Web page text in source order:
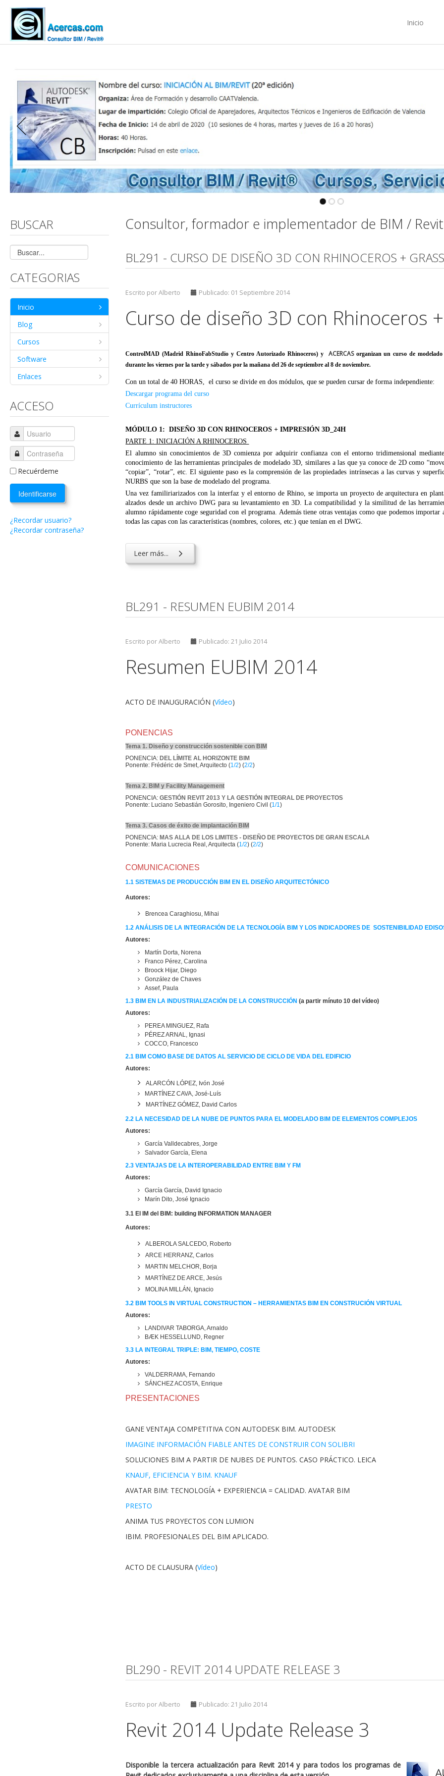
Inicio
BUSCAR
CATEGORIAS
Inicio
Blog
Cursos
Software
Enlaces
ACCESO
Recuérdeme
Identificarse
¿Recordar usuario?
¿Recordar contraseña?
Consultor, formador e implementador de BIM /
BL291 - CURSO DE DISEÑO 3D CON RHINOCEROS +
Escrito por Alberto Publicado: 01 Septiembre 2014
Curso de diseño 3D con Rhinoceros
ControlMAD (Madrid RhinoFabStudio y Centro Autorizado Rhinoceros) y ACERCASorganizan un curso de
durante los viernes por la tarde y sábados por la mañana del 26 de septiembre al 8 de noviembre.
Con un total de 40 HORAS, el curso se divide en dos módulos, que se pueden cursar de forma independiente:
Descargar programa del curso
Currículum instructores
MÓDULO 1: DISEÑO 3D CON RHINOCEROS + IMPRESIÓN 3D_24H
PARTE 1: INICIACIÓN A RHINOCEROS
El alumno sin conocimientos de 3D comienza por adquirir confianza con el entorno tridimensional
conocimiento de las herramientas principales de modelado 3D, similares a las que ya conoce de 2D como
“copiar”, “rotar”, etc. El siguiente paso es la comprensión de las propiedades intrínsecas a las curvas y
NURBS que son la base de modelado del programa.
Una vez familiriarizados con la interfaz y el entorno de Rhino, se importa un proyecto de arquitectura en
alzados desde un archivo DWG para su levantamiento en 3D. La compatibilidad y la similitud de las
alumno rápidamente coge seguridad con el programa. Además tiene otras ventajas como que podemos
todas las capas con las características (nombres, colores, etc.) que tenían en el DWG.
Leer más...
BL291 - RESUMEN EUBIM 2014
Escrito por Alberto Publicado: 21 Julio 2014
Resumen EUBIM 2014
ACTO DE INAUGURACIÓN (Vídeo)
PONENCIAS
Tema 1. Diseño y construcción sostenible con BIM
PONENCIA:DEL LÍMITE AL HORIZONTE BIM
Ponente: Frédéric de Smet, Arquitecto (1/2) (2/2)
Tema 2. BIM y Facility Management
PONENCIA:GESTIÓN REVIT 2013 Y LA GESTIÓN INTEGRAL DE PROYECTOS
Ponente: Luciano Sebastián Gorosito, Ingeniero Civil (1/1)
Tema 3. Casos de éxito de implantación BIM
PONENCIA:MAS ALLA DE LOS LIMITES - DISEÑO DE PROYECTOS DE GRAN ESCALA
Ponente: Maria Lucrecia Real, Arquitecta (1/2) (2/2)
COMUNICACIONES
1.1 SISTEMAS DE PRODUCCIÓN BIM EN EL DISEÑO ARQUITECTÓNICO
Autores:
Brencea Caraghiosu, Mihai
1.2 ANÁLISIS DE LA INTEGRACIÓN DE LA TECNOLOGÍA BIM Y LOS INDICADORES DE SOSTENIBILIDAD
Autores:
Martín Dorta, Norena
Franco Pérez, Carolina
Broock Hijar, Diego
González de Chaves
Assef, Paula
1.3 BIM EN LA INDUSTRIALIZACIÓN DE LA CONSTRUCCIÓN (a partir mínuto 10 del vídeo)
Autores:
PEREA MINGUEZ, Rafa
PÉREZ ARNAL, Ignasi
COCCO, Francesco
2.1 BIM COMO BASE DE DATOS AL SERVICIO DE CICLO DE VIDA DEL EDIFICIO
Autores:
ALARCÓN LÓPEZ, Ivón José
MARTÍNEZ CAVA, José-Luís
MARTÍNEZ GÓMEZ, David Carlos
2.2 LA NECESIDAD DE LA NUBE DE PUNTOS PARA EL MODELADO BIM DE ELEMENTOS COMPLEJOS
Autores:
García Valldecabres, Jorge
Salvador García, Elena
2.3 VENTAJAS DE LA INTEROPERABILIDAD ENTRE BIM Y FM
Autores:
García García, David Ignacio
Marín Dito, José Ignacio
3.1 El IM del BIM: building INFORMATION MANAGER
Autores:
ALBEROLA SALCEDO, Roberto
ARCE HERRANZ, Carlos
MARTIN MELCHOR, Borja
MARTÍNEZ DE ARCE, Jesús
MOLINA MILLÁN, Ignacio
3.2BIM TOOLS IN VIRTUAL CONSTRUCTION –HERRAMIENTAS BIM EN CONSTRUCIÓN VIRTUAL
Autores:
LANDIVAR TABORGA, Arnaldo
BÆK HESSELLUND, Regner
3.3 LA INTEGRAL TRIPLE: BIM, TIEMPO, COSTE
Autores:
VALDERRAMA, Fernando
SÁNCHEZ ACOSTA, Enrique
PRESENTACIONES
GANE VENTAJA COMPETITIVA CON AUTODESK BIM. AUTODESK
IMAGINE INFORMACIÓN FIABLE ANTES DE CONSTRUIR CON SOLIBRI
SOLUCIONES BIM A PARTIR DE NUBES DE PUNTOS. CASO PRÁCTICO. LEICA
KNAUF, EFICIENCIA Y BIM. KNAUF
AVATAR BIM: TECNOLOGÍA + EXPERIENCIA = CALIDAD. AVATAR BIM
PRESTO
ANIMA TUS PROYECTOS CON LUMION
IBIM. PROFESIONALES DEL BIM APLICADO.
ACTO DE CLAUSURA (Vídeo)
BL290 - REVIT 2014 UPDATE RELEASE 3
Escrito por Alberto Publicado: 21 Julio 2014
Revit 2014 Update Release 3
Disponible la tercera actualización para Revit 2014 y para todos los programas de